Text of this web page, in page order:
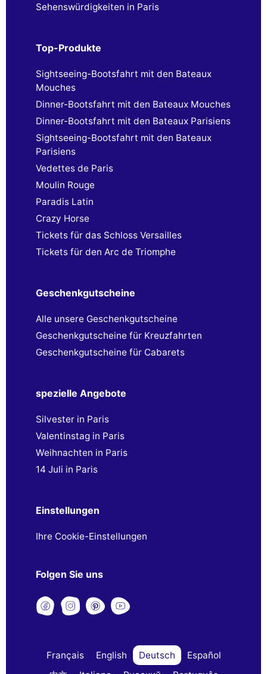
Sehenswürdigkeiten in Paris
Top-Produkte
Sightseeing-Bootsfahrt mit den Bateaux
Mouches
Dinner-Bootsfahrt mit den Bateaux Mouches
Dinner-Bootsfahrt mit den Bateaux Parisiens
Sightseeing-Bootsfahrt mit den Bateaux
Parisiens
Vedettes de Paris
Moulin Rouge
Paradis Latin
Crazy Horse
Tickets für das Schloss Versailles
Tickets für den Arc de Triomphe
Geschenkgutscheine
Alle unsere Geschenkgutscheine
Geschenkgutscheine für Kreuzfahrten
Geschenkgutscheine für Cabarets
spezielle Angebote
Silvester in Paris
Valentinstag in Paris
Weihnachten in Paris
14 Juli in Paris
Einstellungen
Ihre Cookie-Einstellungen
Folgen Sie uns
Français English Deutsch
Español